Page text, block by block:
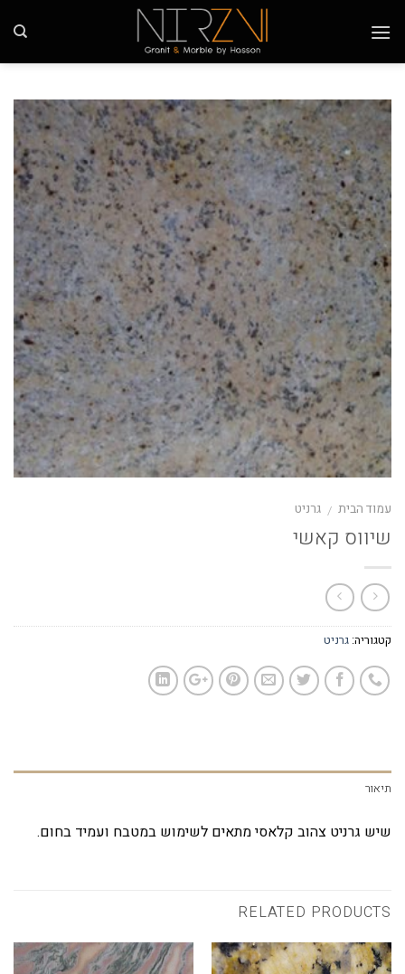
עמוד הבית / גרניט
שיווס קאשי
קטגוריה: גרניט
תיאור
שיש גרניט צהוב קלאסי מתאים לשימוש במטבח ועמיד בחום.
RELATED PRODUCTS